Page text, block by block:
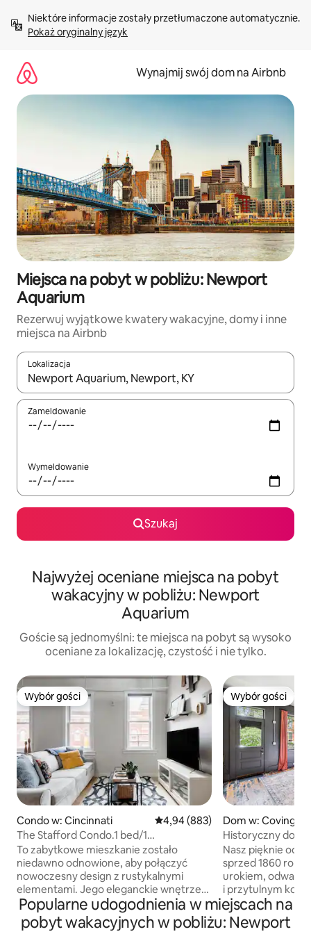
treści Pokaż oryginalny język
Wynajmij swój dom na Airbnb
Miejsca na pobyt w pobliżu: Newport
Aquarium
Rezerwuj wyjątkowe kwatery wakacyjne, domy i inne
miejsca na Airbnb
Lokalizacja
Gdy wyniki będą dostępne, możesz poruszać się po nich za
Zameldowanie
Wymeldowanie
Szukaj
Najwyżej oceniane miejsca na pobyt
wakacyjny w pobliżu: Newport
Aquarium
Goście są jednomyślni: te miejsca na pobyt są wysoko
oceniane za lokalizację, czystość i nie tylko.
Wybór gości
Wybór gości
Condo w: Cincinnati Średnia ocena: 4,94 na 5, liczba
4,94 (883)
The Stafford Condo.1 bed/1
ba.Unbeatable Location
To zabytkowe mieszkanie zostało
niedawno odnowione, aby połączyć
nowoczesny design z rustykalnymi
elementami. Jego eleganckie wnętrze
jest podkreślone przez odsłoniętą cegłę,
kwarcowe blaty, podłogi z twardego
drewna i współczesne oprawy
Wybór gości
Wybór gości
Dom w:
Historyczny
w odległości
Nasz pięknie
sprzed 1860 roku
urokiem,
i przytulnym
w półprywatnym
pod gwiazdami,
w miękkim łóżku
Popularne udogodnienia w miejscach na
pobyt wakacyjnych w pobliżu: Newport